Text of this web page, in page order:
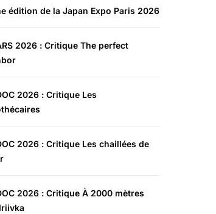
édition de la Japan Expo Paris 2026
2026 : Critique The perfect
2026 : Critique Les
2026 : Critique Les chaillées de
2026 : Critique À 2000 mètres